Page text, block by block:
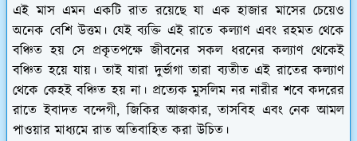
এই মাস এমন একটি রাত রয়েছে যা এক হাজার মাসের চেয়েও
অনেক বেশি উত্তম। যেই ব্যক্তি এই রাতে কল্যাণ এবং রহমত থেকে
বঞ্চিত হয় সে প্রকৃতপক্ষে জীবনের সকল ধরনের কল্যাণ থেকেই
বঞ্চিত হয়ে যায়। তাই যারা দুর্ভাগা তারা ব্যতীত এই রাতের কল্যাণ
থেকে কেহই বঞ্চিত হয় না। প্রত্যেক মুসলিম নর নারীর শবে কদরের
রাতে ইবাদত বন্দেগী, জিকির আজকার, তাসবিহ এবং নেক আমল
পাওয়ার মাধ্যমে রাত অতিবাহিত করা উচিত।